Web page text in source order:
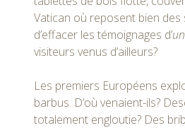
Vatican où reposent bien des
d’effacer les témoignages d’
visiteurs venus d’ailleurs?
Les premiers Européens
barbus. D’où venaient-ils?
totalement engloutie? Des